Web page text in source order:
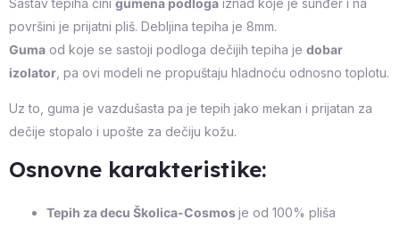
površini je prijatni pliš. Debljina tepiha je 8mm.
Guma od koje se sastoji podloga dečijih tepiha je dobar
izolator , pa ovi modeli ne propuštaju hladnoću odnosno toplotu.
Uz to, guma je vazdušasta pa je tepih jako mekan i prijatan za
dečije stopalo i upošte za dečiju kožu.
Osnovne karakteristike:
Tepih za decu Školica-Cosmosje od 100% pliša